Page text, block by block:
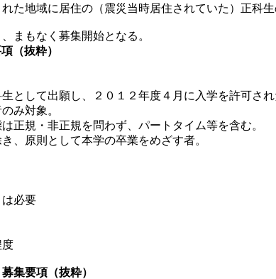
た地域に居住の（震災当時居住されていた）正科
まもなく募集開始となる。
（抜粋）
して出願し、２０１２年度４月に入学を許可され
み対象。
規・非正規を問わず、パートタイム等を含む。
、原則として本学の卒業をめざす者。
必要
集要項（抜粋）